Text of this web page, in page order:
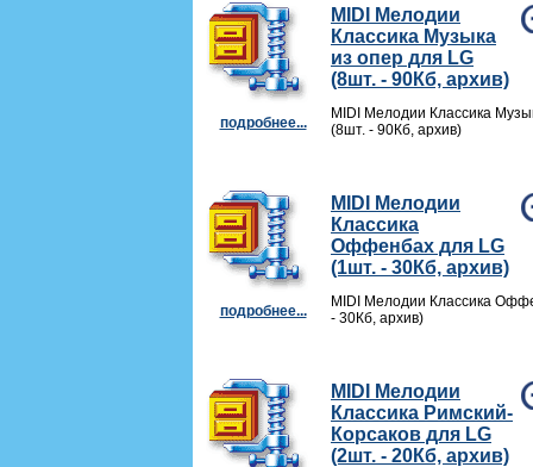
подробнее...
MIDI Мелодии
Классика Музыка
из опер для LG
(8шт. - 90Кб, архив)
MIDI Мелодии Классика
(8шт. - 90Кб, архив)
подробнее...
MIDI Мелодии
Классика
Оффенбах для LG
(1шт. - 30Кб, архив)
MIDI Мелодии Классика
- 30Кб, архив)
MIDI Мелодии
Классика Римский-
Корсаков для LG
(2шт. - 20Кб, архив)